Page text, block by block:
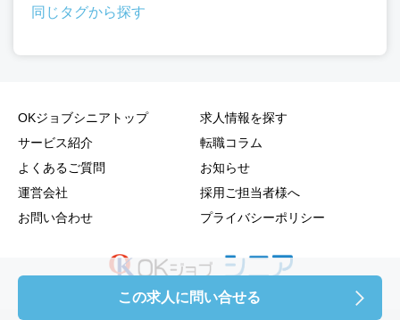
この求人に問い合せる
同じタグから探す
OKジョブシニアトップ
サービス紹介
よくあるご質問
運営会社
お問い合わせ
求人情報を探す
転職コラム
お知らせ
採用ご担当者様へ
プライバシーポリシー